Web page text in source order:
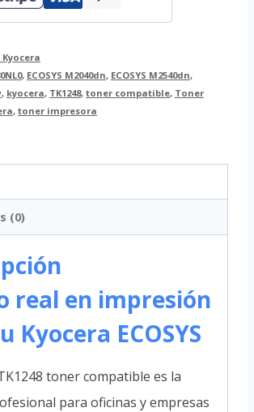
, ECOSYS M2040dn, ECOSYS M2540dn,
, kyocera, TK1248, toner compatible, Toner
, toner impresora
(0)
real en impresión
Kyocera ECOSYS
toner compatible es la
para oficinas y empresas